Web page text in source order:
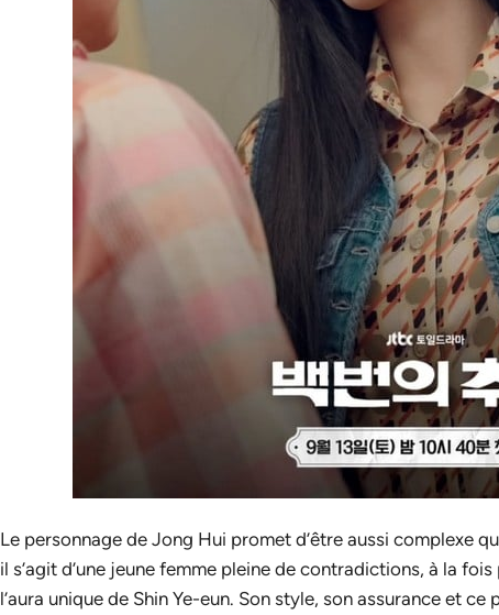
Le personnage de Jong Hui promet d’être aussi complexe
il s’agit d’une jeune femme pleine de contradictions, à la
l’aura unique de Shin Ye-eun. Son style, son assurance et